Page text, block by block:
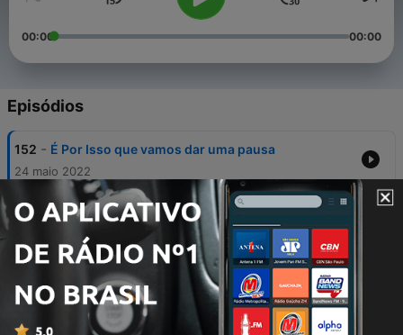
00:00 00:00
Episódios
152 - É Por Isso que vamos dar uma pausa
24 maio 2022
151
É Por Isso! #108 - É por isso que temos amigos!
👫👭👬
16 maio 2022
É Por Isso! #107 - É por isso que os eclipses
acontecem! 🌓
09 maio 2022